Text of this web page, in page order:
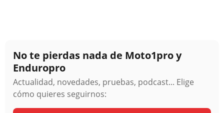
No te pierdas nada de Moto1pro y
Enduropro
Actualidad, novedades, pruebas, podcast... Elige
cómo quieres seguirnos: